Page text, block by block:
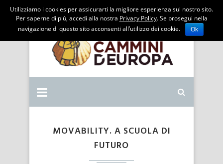
MOVABILITY. A SCUOLA DI
FUTURO
Utilizziamo i cookies per assicurarti la migliore esperienza sul nostro sito.
Per saperne di più, accedi alla nostra Privacy Policy. Se prosegui nella
navigazione di questo sito acconsenti all’utilizzo dei cookie.
Ok